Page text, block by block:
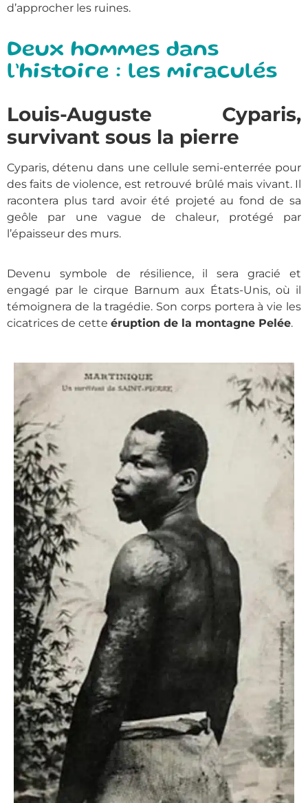
d’approcher les ruines.
Deux hommes dans
l’histoire : les miraculés
Louis-Auguste Cyparis,
survivant sous la pierre
Cyparis, détenu dans une cellule semi-enterrée pour
des faits de violence, est retrouvé brûlé mais vivant. Il
racontera plus tard avoir été projeté au fond de sa
geôle par une vague de chaleur, protégé par
l’épaisseur des murs.
Devenu symbole de résilience, il sera gracié et
engagé par le cirque Barnum aux États-Unis, où il
témoignera de la tragédie. Son corps portera à vie les
cicatrices de cette éruption de la montagne Pelée.